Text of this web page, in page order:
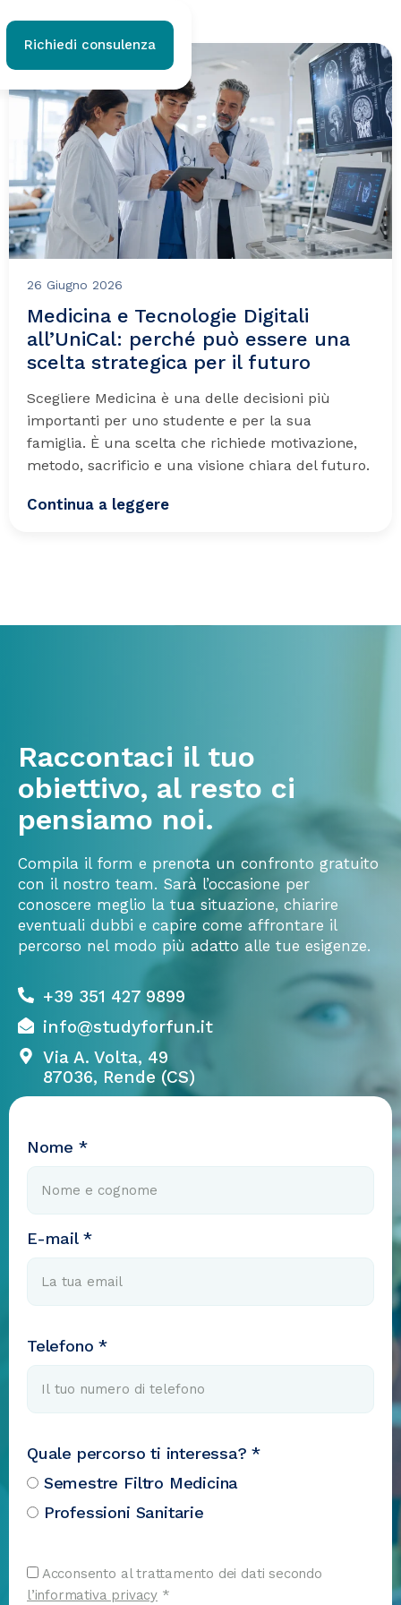
Richiedi consulenza
26 Giugno 2026
Medicina e Tecnologie Digitali
all’UniCal: perché può essere una
scelta strategica per il futuro
Scegliere Medicina è una delle decisioni più
importanti per uno studente e per la sua
famiglia. È una scelta che richiede motivazione,
metodo, sacrificio e una visione chiara del futuro.
Continua a leggere
Raccontaci il tuo
obiettivo, al resto ci
pensiamo noi.
Compila il form e prenota un confronto gratuito
con il nostro team. Sarà l’occasione per
conoscere meglio la tua situazione, chiarire
eventuali dubbi e capire come affrontare il
percorso nel modo più adatto alle tue esigenze.
+39 351 427 9899
info@studyforfun.it
Via A. Volta, 49
87036, Rende (CS)
Nome *
E-mail *
Telefono *
Quale percorso ti interessa? *
Semestre Filtro Medicina
Professioni Sanitarie
Acconsento al trattamento dei dati secondo
l’informativa privacy *